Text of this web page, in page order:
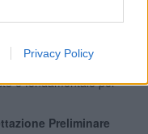
Privacy Policy
intuitivo e
più semplice: si
è fondamentale per
Preliminare